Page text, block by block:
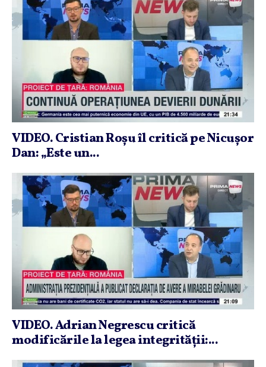
VIDEO. Cristian Roşu îl critică pe Nicuşor
Dan: „Este un...
VIDEO. Adrian Negrescu critică
modificările la legea integrităţii:...